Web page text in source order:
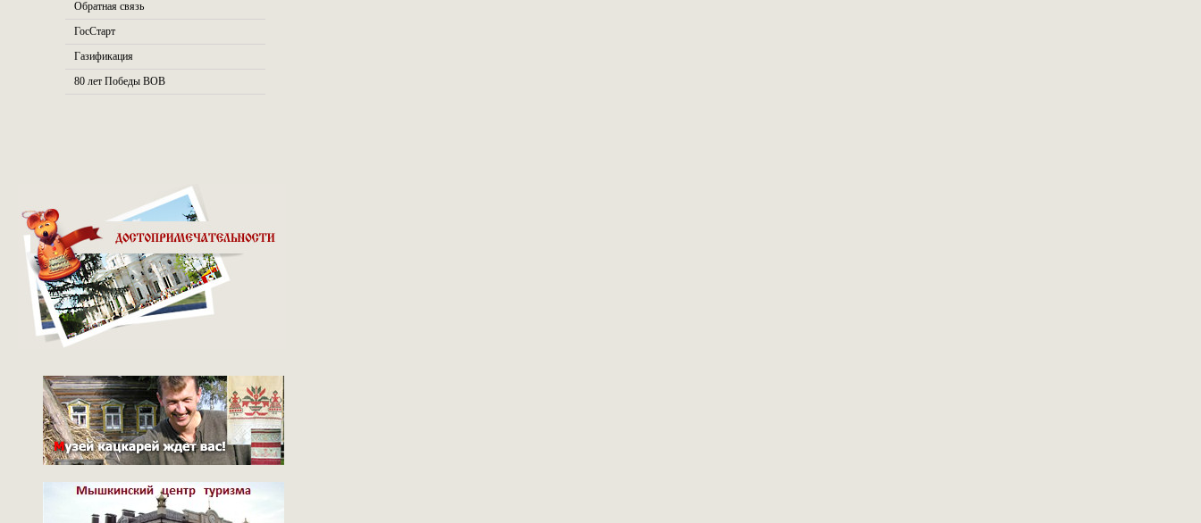
Обратная связь
ГосСтарт
Газификация
80 лет Победы ВОВ